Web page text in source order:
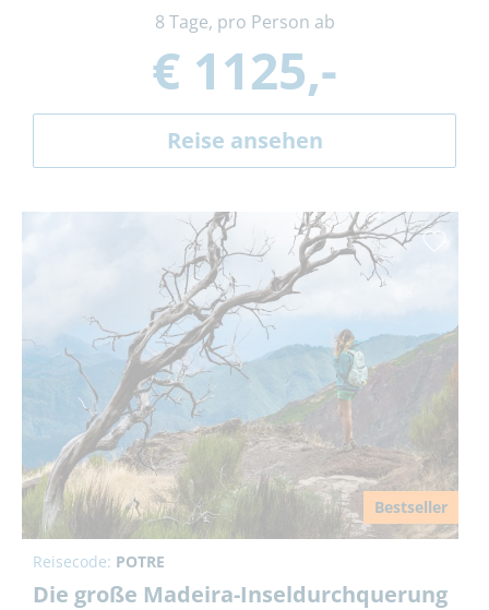
8 Tage, pro Person ab
€ 1125,-
Reise ansehen
Bestseller
Reisecode: POTRE
Die große Madeira-Inseldurchquerung